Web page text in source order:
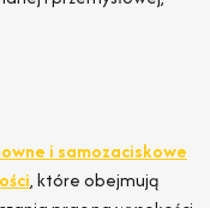
i samozaciskowe
, które obejmują